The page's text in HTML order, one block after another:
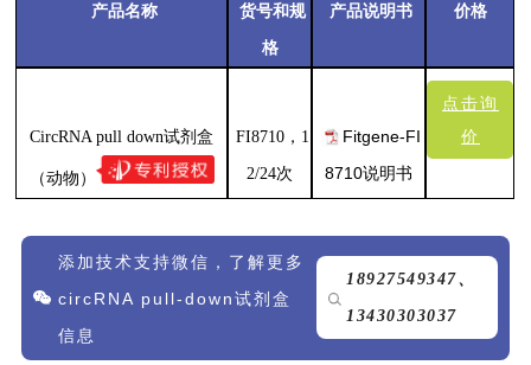
产品名称 货号和规
格
产品说明书 价格
CircRNA pull down试剂盒
（动物）
FI8710，1
2/24次
Fitgene-FI
8710说明书
点击询
价
添加技术支持微信，了解更多
circRNA pull-down试剂盒
信息
18927549347、
13430303037